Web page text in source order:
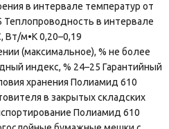
в интервале температур от
Теплопроводность в интервале
Вт/м•К 0,20–0,19
(максимальное), % не более
индекс, % 24–25 Гарантийный
хранения Полиамид 610
в закрытых складских
Полиамид 610